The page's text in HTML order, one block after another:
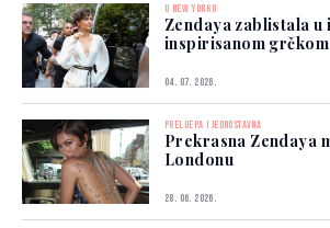
U NEW YORKU
Zendaya zablistala u
inspirisanom
04. 07. 2026.
PRELIJEPA I JEDNOSTAVNA
Prekrasna Zendaya
Londonu
28. 06. 2026.